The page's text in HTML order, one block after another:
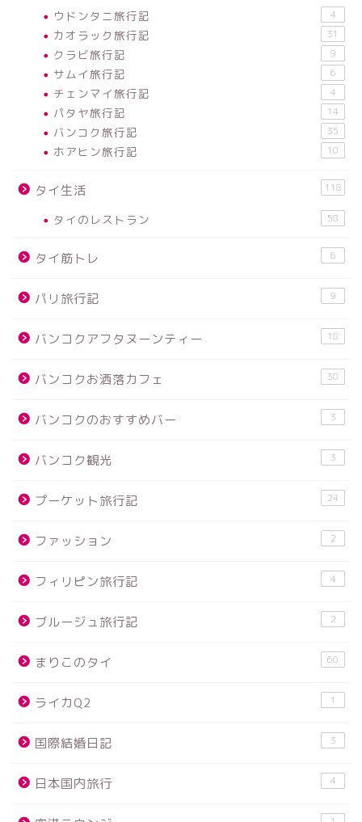
ウドンタニ旅行記 4
カオラック旅行記 31
クラビ旅行記 9
サムイ旅行記 6
チェンマイ旅行記 4
パタヤ旅行記 14
バンコク旅行記 35
ホアヒン旅行記 10
タイ生活 118
タイのレストラン 58
タイ筋トレ 6
パリ旅行記 9
バンコクアフタヌーンティー 18
バンコクお洒落カフェ 30
バンコクのおすすめバー 3
バンコク観光 3
プーケット旅行記 24
ファッション 2
フィリピン旅行記 4
ブルージュ旅行記 2
まりこのタイ 60
ライカQ2 1
国際結婚日記 3
日本国内旅行 4